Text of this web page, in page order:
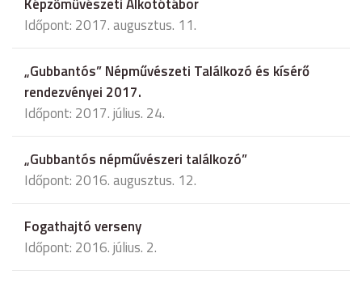
Képzőművészeti Alkotótábor
Időpont: 2017. augusztus. 11.
„Gubbantós” Népművészeti Találkozó és kísérő
rendezvényei 2017.
Időpont: 2017. július. 24.
„Gubbantós népművészeri találkozó”
Időpont: 2016. augusztus. 12.
Fogathajtó verseny
Időpont: 2016. július. 2.